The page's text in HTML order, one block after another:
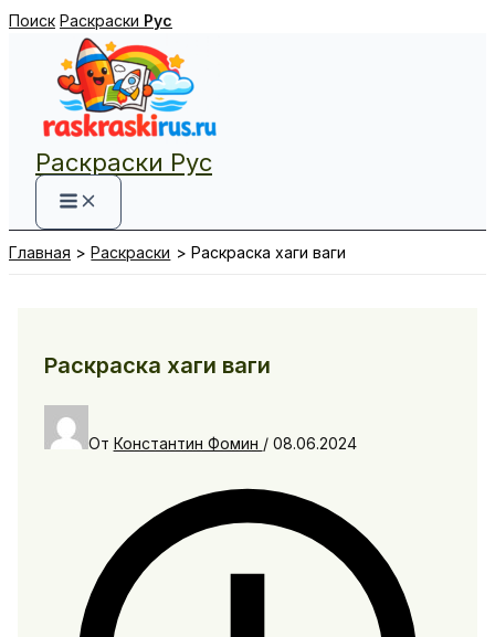
Перейти
содержимому
Поиск Раскраски Рус
Раскраски Рус
Главная Раскраски Раскраска хаги ваги
Раскраска хаги ваги
От Константин Фомин / 08.06.2024